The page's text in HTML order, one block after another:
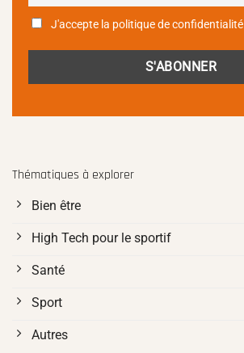
J'accepte la politique de confidentialité
Thématiques à explorer
Bien être
High Tech pour le sportif
Santé
Sport
Autres